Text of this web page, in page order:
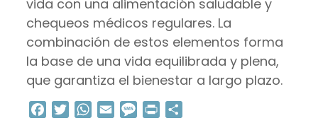
vida con una alimentación saludable y
chequeos médicos regulares. La
combinación de estos elementos forma
la base de una vida equilibrada y plena,
que garantiza el bienestar a largo plazo.
Facebook
TwitterWhatsApp
Email Message
Print